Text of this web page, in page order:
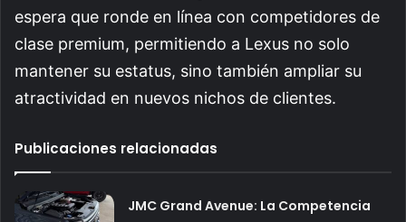
espera que ronde en línea con competidores de
clase premium, permitiendo a Lexus no solo
mantener su estatus, sino también ampliar su
atractividad en nuevos nichos de clientes.
Publicaciones relacionadas
JMC Grand Avenue: La Competencia